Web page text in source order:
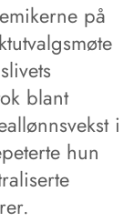
på
blant
i
hun